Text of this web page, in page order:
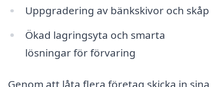
Uppgradering av bänkskivor och skåp
Ökad lagringsyta och smarta
lösningar för förvaring
Genom att låta flera företag skicka in sina